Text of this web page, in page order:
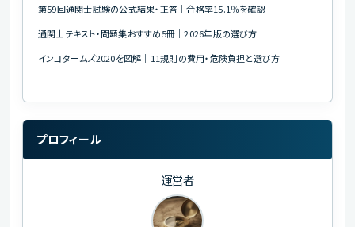
プロフィール
運営者
第59回通関士試験の公式結果・正答｜合格率15.1％を確認
通関士テキスト・問題集おすすめ5冊｜2026年版の選び方
インコタームズ2020を図解｜11規則の費用・危険負担と選び方